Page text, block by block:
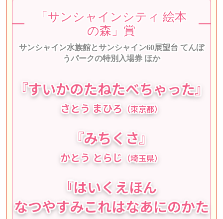
「サンシャインシティ 絵本
の森」賞
サンシャイン水族館とサンシャイン60展望台 てんぼ
うパークの特別入場券 ほか
『すいかのたねたべちゃった』
さとう まひろ （東京都）
『みちくさ』
かとう とらじ （埼玉県）
『はいくえほん
なつやすみこれはなあにのかた